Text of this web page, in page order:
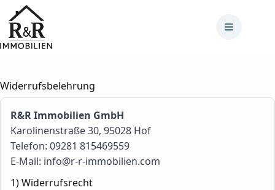
Inhalt
springen
Widerrufsbelehrung
R&R Immobilien GmbH
Karolinenstraße 30, 95028 Hof
Telefon: 09281 815469559
E-Mail: info@r-r-immobilien.com
1) Widerrufsrecht